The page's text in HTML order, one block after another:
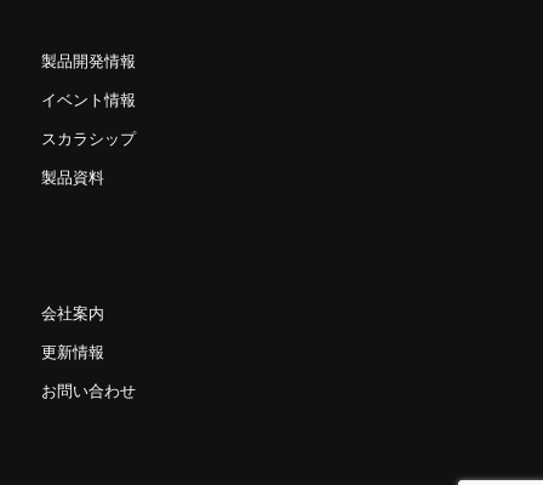
製品開発情報
イベント情報
スカラシップ
製品資料
会社案内
更新情報
お問い合わせ